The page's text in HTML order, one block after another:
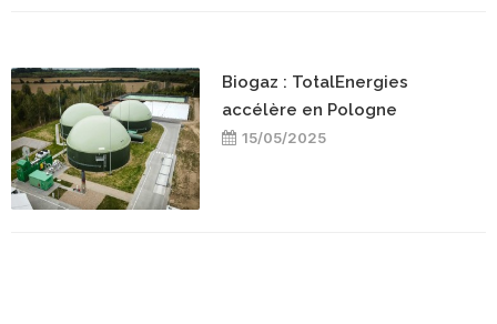
Biogaz : TotalEnergies
accélère en Pologne
15/05/2025